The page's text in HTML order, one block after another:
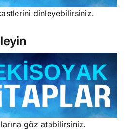
dinleyebilirsiniz.
göz atabilirsiniz.